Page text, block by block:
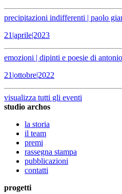
precipitazioni indifferenti | paolo
21|aprile|2023
emozioni | dipinti e poesie di
21|ottobre|2022
visualizza tutti gli eventi
studio archos
la storia
il team
premi
rassegna stampa
pubblicazioni
contatti
progetti